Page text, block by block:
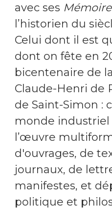
avec ses
l’historien du
Celui dont il est
dont on fête en
bicentenaire de
Claude-Henri de
de Saint-Simon :
monde
l’œuvre
d'ouvrages, de
journaux, de
manifestes, et
politique et